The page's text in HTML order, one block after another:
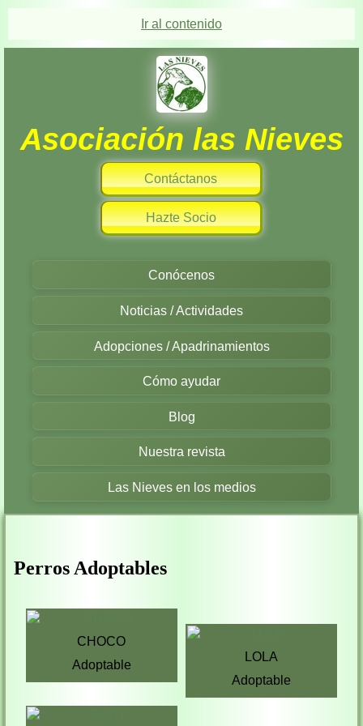
Ir al contenido
Asociación las Nieves
Contáctanos
Hazte Socio
Conócenos
Noticias / Actividades
Adopciones / Apadrinamientos
Cómo ayudar
Blog
Nuestra revista
Las Nieves en los medios
Perros Adoptables
CHOCO
Adoptable
LOLA
Adoptable